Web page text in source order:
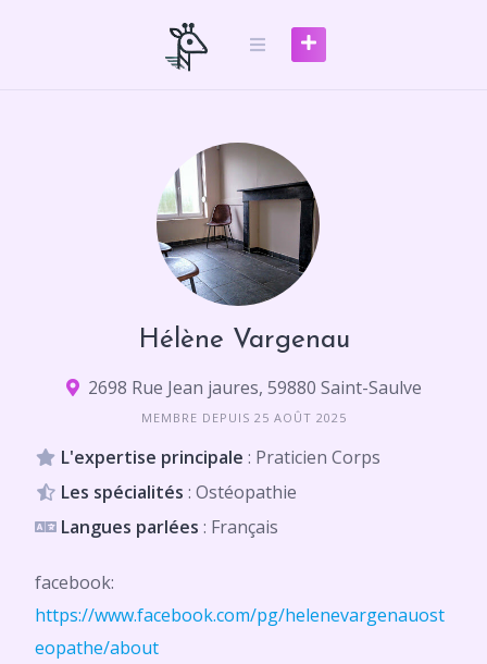
Hélène Vargenau
2698 Rue Jean jaures, 59880 Saint-Saulve
MEMBRE DEPUIS 25 AOÛT 2025
L'expertise principale : Praticien Corps
Les spécialités : Ostéopathie
Langues parlées : Français
facebook:
https://www.facebook.com/pg/helenevargenauost
eopathe/about